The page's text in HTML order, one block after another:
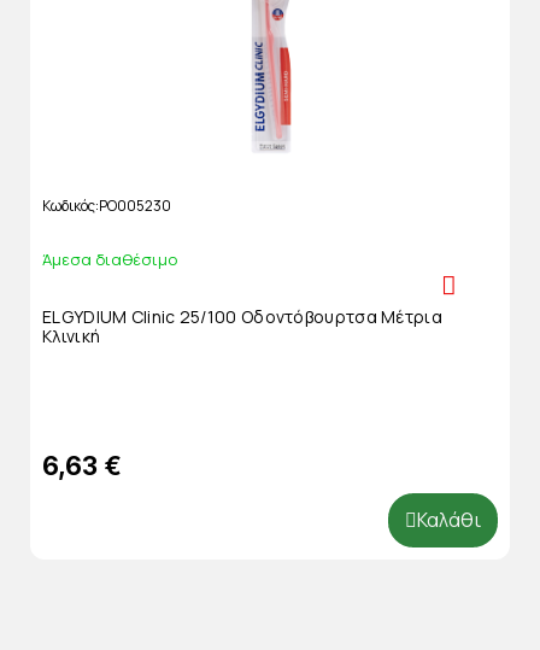
Κωδικός PO005230
Άμεσα διαθέσιμο
ELGYDIUM Clinic 25/100 Οδοντόβουρτσα Μέτρια
Κλινική
6,63 €
Καλάθι